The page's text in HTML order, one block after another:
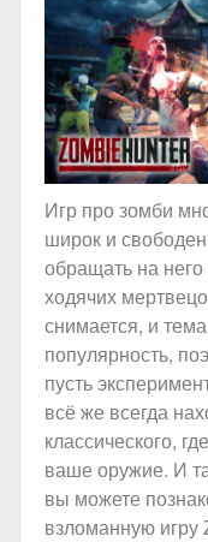
Игр про зомби
широк и
обращать на
ходячих
снимается, и
популярность,
пусть
всё же всегда
классического,
ваше оружие. И
вы можете
взломанную игру